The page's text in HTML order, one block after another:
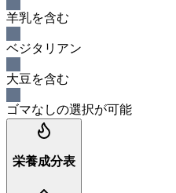
羊乳を含む
ベジタリアン
大豆を含む
ゴマなしの選択が可能
栄養成分表